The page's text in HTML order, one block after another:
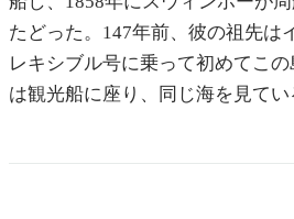
たどった。147年前、彼の祖先は
レキシブル号に乗って初めてこ
は観光船に座り、同じ海を見てい